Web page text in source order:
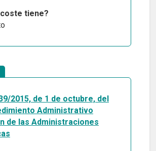
tiene?
2015, de 1 de octubre, del
Administrativo
de las Administraciones